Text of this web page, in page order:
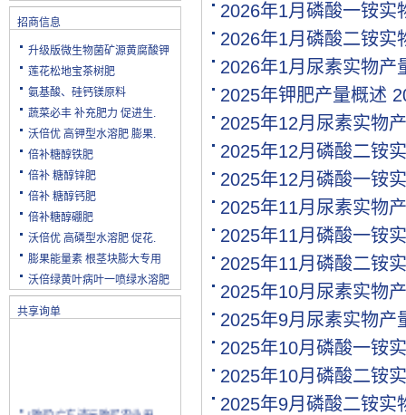
招商信息
升级版微生物菌矿源黄腐酸钾
莲花松地宝茶树肥
氨基酸、硅钙镁原料
蔬菜必丰 补充肥力 促进生.
沃倍优 高钾型水溶肥 膨果.
倍补糖醇铁肥
倍补 糖醇锌肥
倍补 糖醇钙肥
倍补糖醇硼肥
沃倍优 高磷型水溶肥 促花.
膨果能量素 根茎块膨大专用
沃倍绿黄叶病叶一喷绿水溶肥
共享询单
2026年1月磷酸一铵实
2026年1月磷酸二铵实
2026年1月尿素实物产
2025年钾肥产量概述
2025年12月尿素实物
2025年12月磷酸二铵
2025年12月磷酸一铵
2025年11月尿素实物
2025年11月磷酸一铵
2025年11月磷酸二铵
2025年10月尿素实物
2025年9月尿素实物产
2025年10月磷酸一铵
2025年10月磷酸二铵
2025年9月磷酸二铵实